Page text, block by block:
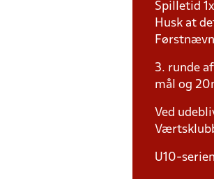
Spilletid
Husk at
3. runde
mål og
Ved
U10-